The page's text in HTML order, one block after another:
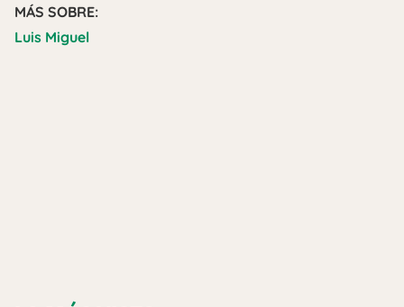
MÁS SOBRE:
Luis Miguel